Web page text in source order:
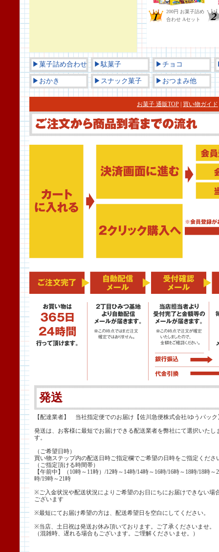
▶菓子詰め合わせ ▶駄菓子 ▶チョコ
▶おかき ▶スナック菓子 ▶おつまみ他
お菓子 通販TOP 買い物ガイド
発送
【配達業者】 当社指定便でのお届け【佐川急便株式会社/ゆうパック
発送は、お客様に最短でお届けできる配送業者を弊社にて選択いたし
す。
（ご希望日時）
買い物ステップ内の配送日時ご指定欄でご希望の日時をご指定くださ
（ご指定頂ける時間帯）
【午前中】（10時～11時）/12時～14時/14時～16時/16時～18時/18時～
時/19時～21時
※ご入金状況や配送状況によりご希望のお日にちにお届けできない場
ございます
※最短にてお届け希望の方は、配送希望日を空白にしてください。
※当店、土日祝は発送お休み頂いております。ご了承くださいませ。
（混雑時、遅れる場合もございます。ご理解くださいませ。）